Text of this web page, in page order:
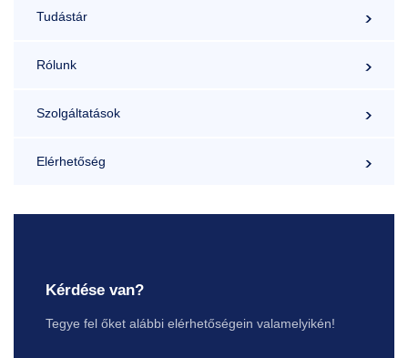
Tudástár
Rólunk
Szolgáltatások
Elérhetőség
Kérdése van?
Tegye fel őket alábbi elérhetőségein valamelyikén!